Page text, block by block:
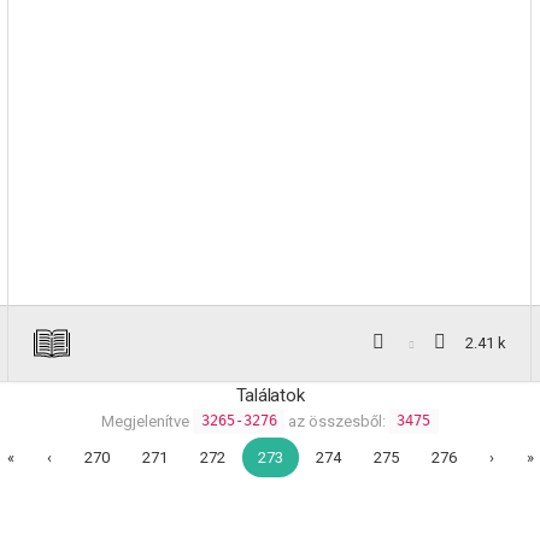
2.41 k
Találatok
Megjelenítve 3265-3276 az összesből: 3475
« ‹ 270 271 272 273 274 275 276 › »